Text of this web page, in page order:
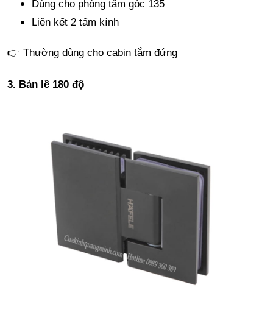
Dùng cho phòng tắm góc 135
Liên kết 2 tấm kính
👉 Thường dùng cho cabin tắm đứng
3. Bản lề 180 độ